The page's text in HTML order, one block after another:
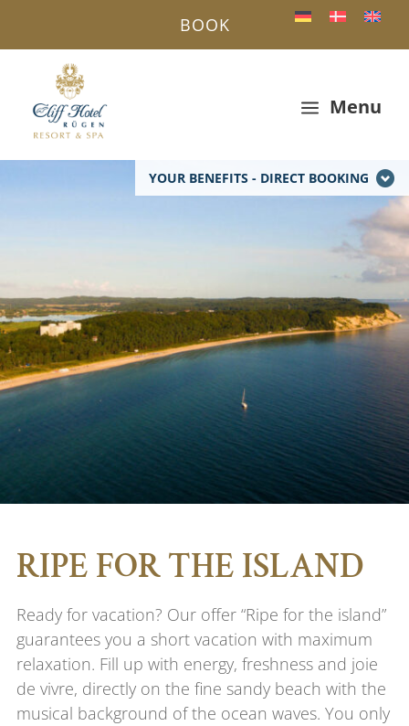
YOUR BENEFITS - DIRECT BOOKING
a Menu
BOOK
RIPE FOR THE ISLAND
Ready for vacation? Our offer “Ripe for the island”
guarantees you a short vacation with maximum
relaxation. Fill up with energy, freshness and joie
de vivre, directly on the fine sandy beach with the
musical background of the ocean waves. You only